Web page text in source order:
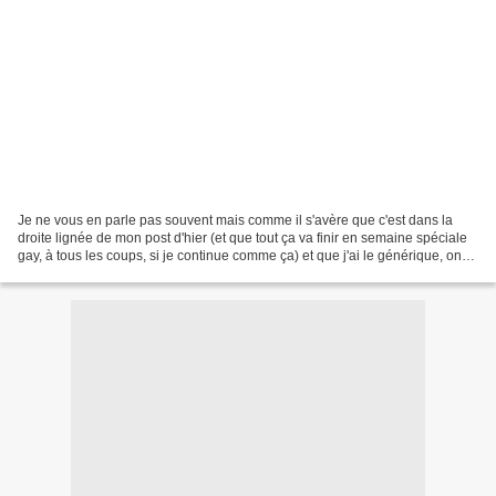
Je ne vous en parle pas souvent mais comme il s'avère que c'est dans la
droite lignée de mon post d'hier (et que tout ça va finir en semaine spéciale
gay, à tous les coups, si je continue comme ça) et que j'ai le générique, on